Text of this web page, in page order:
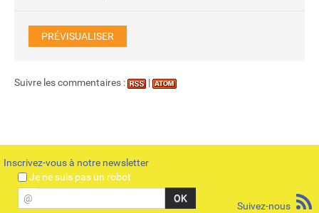
Suivre les commentaires : |
Inscrivez-vous à notre newsletter
Je ne suis pas un robot
@
Suivez-nous